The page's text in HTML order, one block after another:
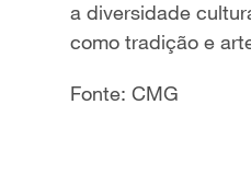
a
y
a diversidade
como tradição e
Fonte: CMG